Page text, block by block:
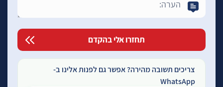
צריכים תשובה מהירה? אפשר גם לפנות אלינו ב-
WhatsApp